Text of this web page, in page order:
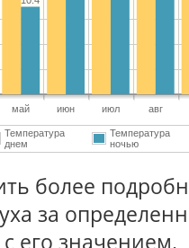
май июн июл авг
Температура
днем
Температура
ночью
более
за
его значением.